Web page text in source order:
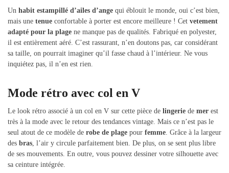
Un habit estampillé d’ailes d’ange qui éblouit le monde, oui c’est bien,
mais une tenue confortable à porter est encore meilleure ! Cet vetement
adapté pour la plage ne manque pas de qualités. Fabriqué en polyester,
il est entièrement aéré. C’est rassurant, n’en doutons pas, car considérant
sa taille, on pourrait imaginer qu’il fasse chaud à l’intérieur. Ne vous
inquiétez pas, il n’en est rien.
Mode rétro avec col en V
Le look rétro associé à un col en V sur cette pièce de lingerie de mer est
très à la mode avec le retour des tendances vintage. Mais ce n’est pas le
seul atout de ce modèle de robe de plage pour femme. Grâce à la largeur
des bras, l’air y circule parfaitement bien. De plus, on se sent plus libre
de ses mouvements. En outre, vous pouvez dessiner votre silhouette avec
sa ceinture intégrée.